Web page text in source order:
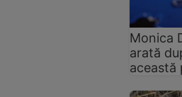
Monica
arată
această